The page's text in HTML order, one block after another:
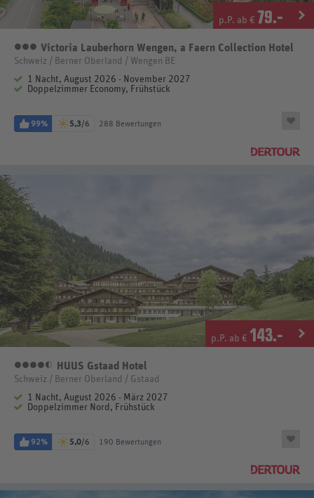
p.P. ab € 79.-
3 Sterne
Victoria Lauberhorn Wengen, a Faern Collection Hotel
Schweiz / Berner Oberland / Wengen BE
1 Nacht, August 2026 - November 2027
Doppelzimmer Economy, Frühstück
99% 5,3/6 288 Bewertungen
p.P. ab € 143.-
4,5 Sterne
HUUS Gstaad Hotel
Schweiz / Berner Oberland / Gstaad
1 Nacht, August 2026 - März 2027
Doppelzimmer Nord, Frühstück
92% 5,0/6 190 Bewertungen